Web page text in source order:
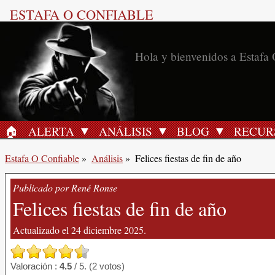
ESTAFA O CONFIABLE
Hola y bienvenidos a Estafa
INICIO
🏠︎ ALERTA ANÁLISIS BLOG
Estafa O Confiable» Análisis» Felices fiestas de fin de año
Publicado por René Ronse
Felices fiestas de fin de año
Actualizado el 24 diciembre 2025.
Valoración : 4.5 / 5. (2 votos)